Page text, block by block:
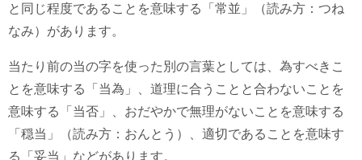
と同じ程度であることを意味する「常並」（読み方：つね
なみ）があります。
当たり前の当の字を使った別の言葉としては、為すべきこ
とを意味する「当為」、道理に合うことと合わないことを
意味する「当否」、おだやかで無理がないことを意味する
「穏当」（読み方：おんとう）、適切であることを意味す
る「妥当」などがあります。